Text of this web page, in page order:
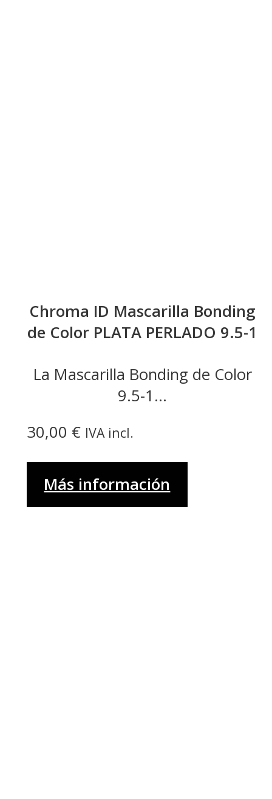
Chroma ID Mascarilla Bonding
de Color PLATA PERLADO 9.5-1
La Mascarilla Bonding de Color
9.5-1...
30,00 € IVA incl.
Más información